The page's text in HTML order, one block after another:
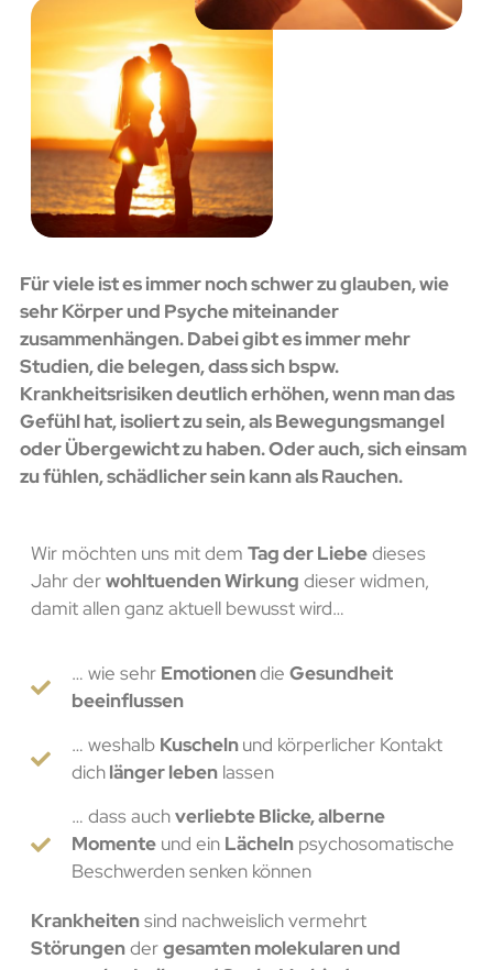
Für viele ist es immer noch schwer zu glauben, wie
sehr Körper und Psyche miteinander
zusammenhängen. Dabei gibt es immer mehr
Studien, die belegen, dass sich bspw.
Krankheitsrisiken deutlich erhöhen, wenn man das
Gefühl hat, isoliert zu sein, als Bewegungsmangel
oder Übergewicht zu haben. Oder auch, sich einsam
zu fühlen, schädlicher sein kann als Rauchen.
Wir möchten uns mit dem Tag der Liebedieses
Jahr derwohltuenden Wirkung dieser widmen,
damit allen ganz aktuell bewusst wird…
… wie sehr EmotionendieGesundheit
beeinflussen
… weshalb Kuschelnund körperlicher Kontakt
dichlänger leben lassen
… dass auchverliebte Blicke, alberne
Momente und ein Lächeln psychosomatische
Beschwerden senken können
Krankheitensind nachweislich vermehrt
Störungendergesamten molekularen und